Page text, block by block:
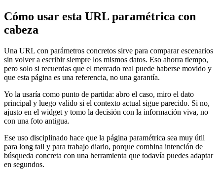
Cómo usar esta URL paramétrica con
cabeza
Una URL con parámetros concretos sirve para comparar escenarios
sin volver a escribir siempre los mismos datos. Eso ahorra tiempo,
pero solo si recuerdas que el mercado real puede haberse movido y
que esta página es una referencia, no una garantía.
Yo la usaría como punto de partida: abro el caso, miro el dato
principal y luego valido si el contexto actual sigue parecido. Si no,
ajusto en el widget y tomo la decisión con la información viva, no
con una foto antigua.
Ese uso disciplinado hace que la página paramétrica sea muy útil
para long tail y para trabajo diario, porque combina intención de
búsqueda concreta con una herramienta que todavía puedes adaptar
en segundos.